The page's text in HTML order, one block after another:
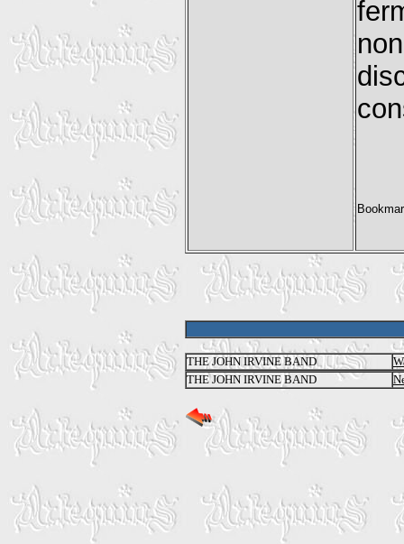
THE JOHN IRVINE BAND
THE JOHN IRVINE BAND